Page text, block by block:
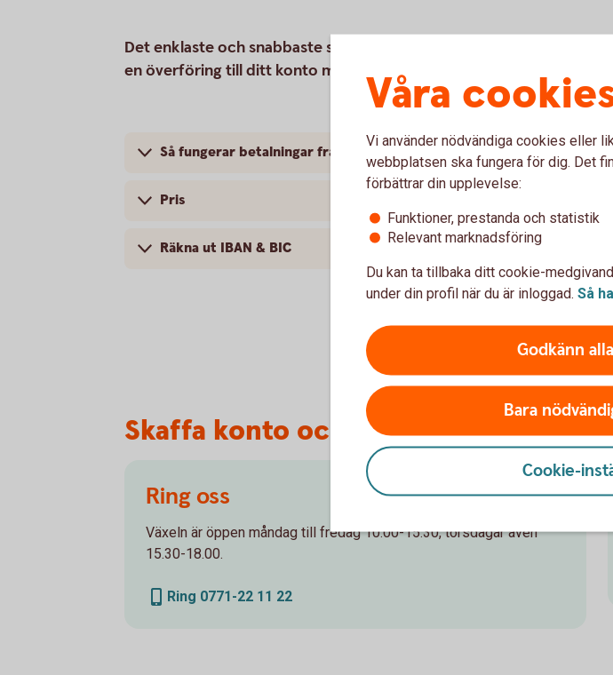
Det enklaste och snabbaste sättet att ta emot en betalning från
en överföring till ditt konto med de uppgifter du lämnat till betalaren.
Så fungerar betalningar från utlandet
Pris
Räkna ut IBAN & BIC
Skaffa konto och internetbanken
Ring oss
Växeln är öppen måndag till fredag 10.00-15.30, torsdagar även
15.30-18.00.
Ring 0771-22 11 22
Våra
Vi använder nödvändiga cookies eller
webbplatsen ska fungera för dig. Det
förbättrar din upplevelse:
Funktioner, prestanda och statistik
Relevant marknadsföring
Du kan ta tillbaka ditt cookie-
under din profil när du är inloggad. Så
Godkänn
Bara
Cookie-